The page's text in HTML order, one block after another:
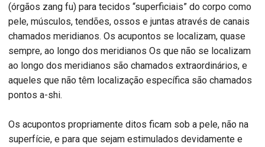
(órgãos zang fu) para tecidos “superficiais” do corpo como
pele, músculos, tendões, ossos e juntas através de canais
chamados meridianos. Os acupontos se localizam, quase
sempre, ao longo dos meridianos Os que não se localizam
ao longo dos meridianos são chamados extraordinários, e
aqueles que não têm localização específica são chamados
pontos a-shi.
Os acupontos propriamente ditos ficam sob a pele, não na
superfície, e para que sejam estimulados devidamente e